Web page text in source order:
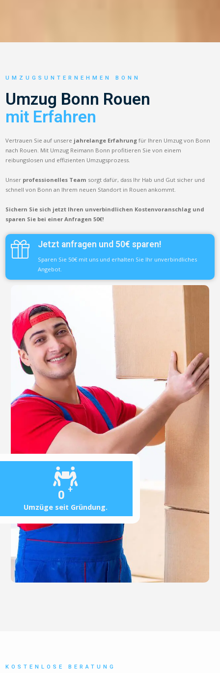
0 +
Umzüge seit Gründung.
UMZUGSUNTERNEHMEN BONN
Umzug Bonn Rouen
mit Erfahren
Vertrauen Sie auf unsere jahrelange Erfahrung für Ihren Umzug von Bonn
nach Rouen. Mit Umzug Reimann Bonn profitieren Sie von einem
reibungslosen und effizienten Umzugsprozess.
Unser professionelles Team sorgt dafür, dass Ihr Hab und Gut sicher und
schnell von Bonn an Ihrem neuen Standort in Rouen ankommt.
Sichern Sie sich jetzt Ihren unverbindlichen Kostenvoranschlag und
sparen Sie bei einer Anfragen 50€!
Jetzt anfragen und 50€ sparen!
Sparen Sie 50€ mit uns und erhalten Sie Ihr unverbindliches
Angebot.
KOSTENLOSE BERATUNG